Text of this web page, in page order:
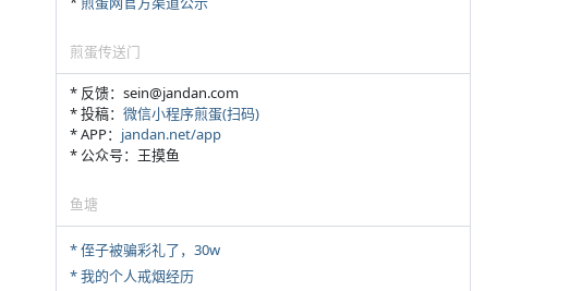
煎蛋传送门
* 反馈：sein@jandan.com
* 投稿： 微信小程序煎蛋(扫码)
* APP： jandan.net/app
* 公众号：王摸鱼
鱼塘
* 侄子被骗彩礼了，30w
* 我的个人戒烟经历